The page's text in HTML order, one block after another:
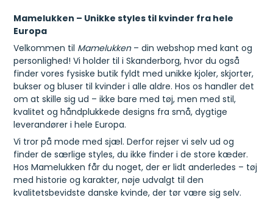
Mamelukken – Unikke styles til kvinder fra hele
Europa
Velkommen til Mamelukken– din webshop med kant og
personlighed! Vi holder til i Skanderborg, hvor du også
finder vores fysiske butik fyldt med unikke kjoler, skjorter,
bukser og bluser til kvinder i alle aldre. Hos os handler det
om at skille sig ud – ikke bare med tøj, men med stil,
kvalitet og håndplukkede designs fra små, dygtige
leverandører i hele Europa.
Vi tror på mode med sjæl. Derfor rejser vi selv ud og
finder de særlige styles, du ikke finder i de store kæder.
Hos Mamelukken får du noget, der er lidt anderledes – tøj
med historie og karakter, nøje udvalgt til den
kvalitetsbevidste danske kvinde, der tør være sig selv.